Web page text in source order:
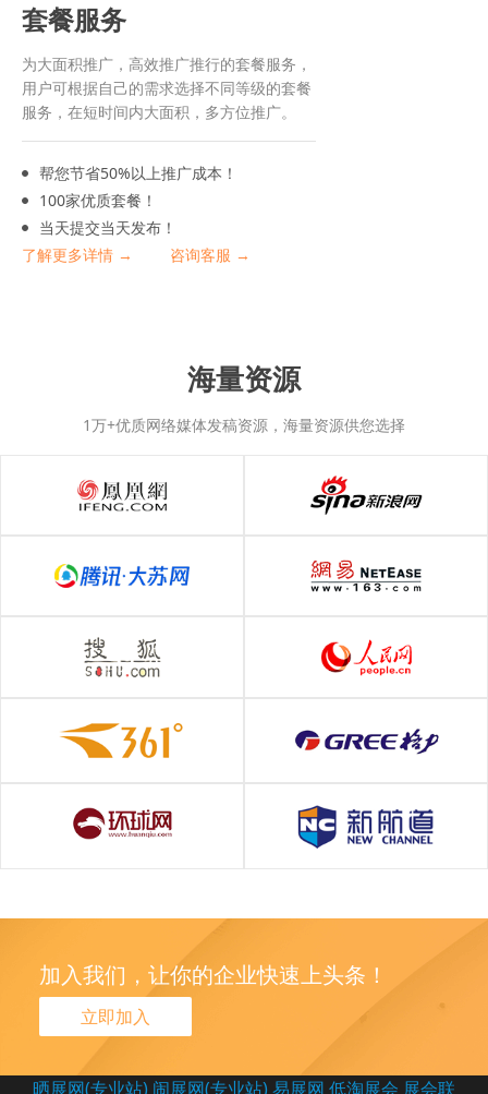
套餐服务
为大面积推广，高效推广推行的套餐服务，
用户可根据自己的需求选择不同等级的套餐
服务，在短时间内大面积，多方位推广。
帮您节省50%以上推广成本！
100家优质套餐！
当天提交当天发布！
了解更多详情 →
咨询客服 →
海量资源
1万+优质网络媒体发稿资源，海量资源供您选择
加入我们，让你的企业快速上头条！
立即加入
晒展网(专业站) 闹展网(专业站)易展网 低淘展会 展会联